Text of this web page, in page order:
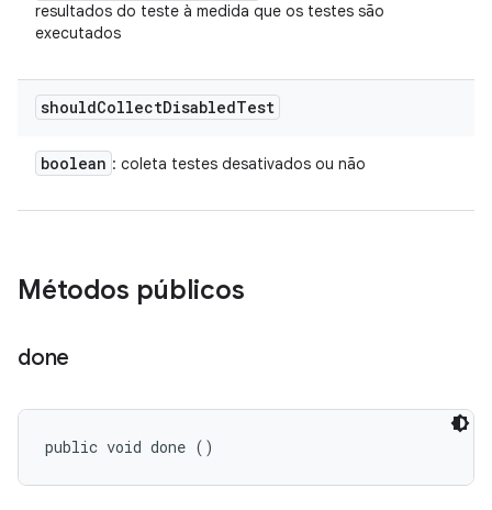
resultados do teste à medida que os testes são
executados
shouldCollectDisabledTest
boolean : coleta testes desativados ou não
Métodos públicos
done
public void done ()